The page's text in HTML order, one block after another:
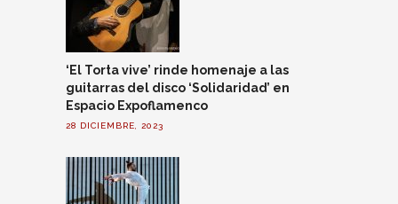
‘El Torta vive’ rinde homenaje a las
guitarras del disco ‘Solidaridad’ en
Espacio Expoflamenco
28 DICIEMBRE, 2023